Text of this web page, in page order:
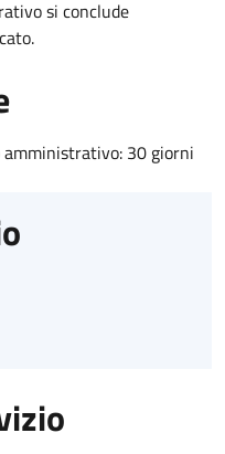
si conclude
amministrativo: 30 giorni